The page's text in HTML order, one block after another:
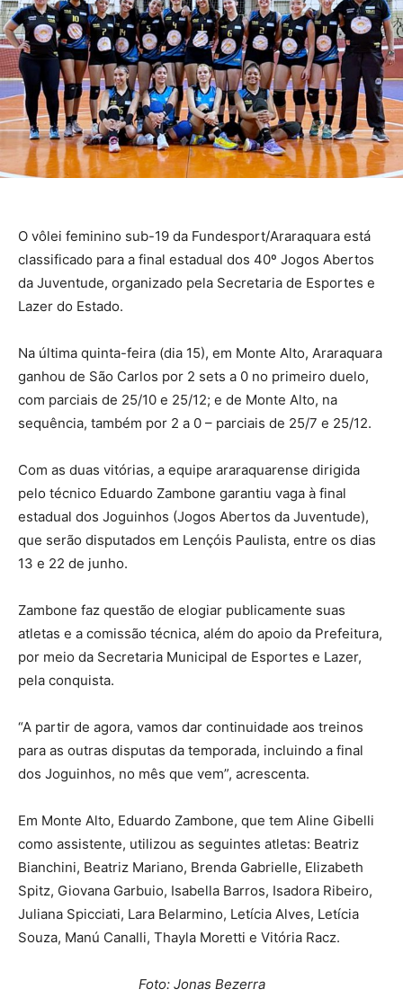
O vôlei feminino sub-19 da Fundesport/Araraquara está
classificado para a final estadual dos 40º Jogos Abertos
da Juventude, organizado pela Secretaria de Esportes e
Lazer do Estado.
Na última quinta-feira (dia 15), em Monte Alto, Araraquara
ganhou de São Carlos por 2 sets a 0 no primeiro duelo,
com parciais de 25/10 e 25/12; e de Monte Alto, na
sequência, também por 2 a 0 – parciais de 25/7 e 25/12.
Com as duas vitórias, a equipe araraquarense dirigida
pelo técnico Eduardo Zambone garantiu vaga à final
estadual dos Joguinhos (Jogos Abertos da Juventude),
que serão disputados em Lençóis Paulista, entre os dias
13 e 22 de junho.
Zambone faz questão de elogiar publicamente suas
atletas e a comissão técnica, além do apoio da Prefeitura,
por meio da Secretaria Municipal de Esportes e Lazer,
pela conquista.
“A partir de agora, vamos dar continuidade aos treinos
para as outras disputas da temporada, incluindo a final
dos Joguinhos, no mês que vem”, acrescenta.
Em Monte Alto, Eduardo Zambone, que tem Aline Gibelli
como assistente, utilizou as seguintes atletas: Beatriz
Bianchini, Beatriz Mariano, Brenda Gabrielle, Elizabeth
Spitz, Giovana Garbuio, Isabella Barros, Isadora Ribeiro,
Juliana Spicciati, Lara Belarmino, Letícia Alves, Letícia
Souza, Manú Canalli, Thayla Moretti e Vitória Racz.
Foto: Jonas Bezerra